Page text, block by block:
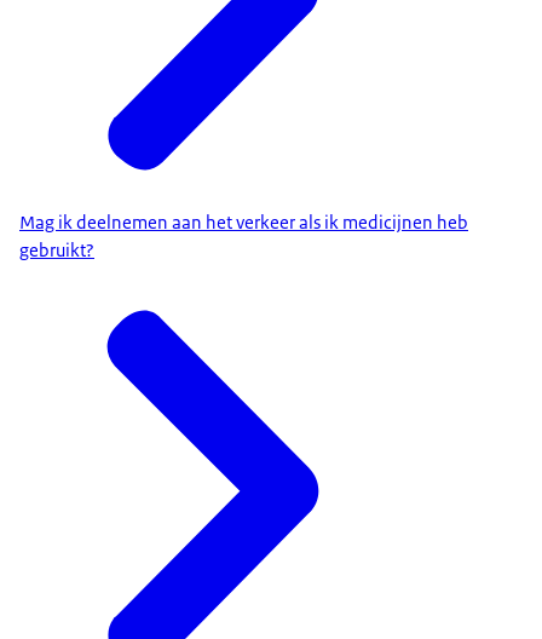
Mag ik deelnemen aan het verkeer als ik medicijnen heb
gebruikt?